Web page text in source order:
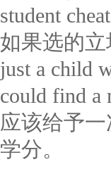
student
如果选的立
just a child
could find a
应该给予
学分。